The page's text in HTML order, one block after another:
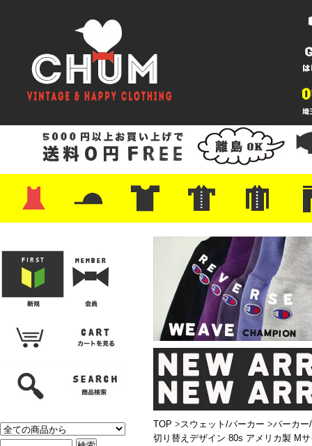
・レザーシューズ/スニーカー
・プリントTシャツ
・バンド/ツアー
・キャラクター
・Nike/adidas/スポーツ
・チャンピオン
・サーフ/スケート
・ボーダー/総柄/無地
・フットボール/リンガー
・タンクトップ/NBA・ポロシャツ
・半袖シャツ
・アロハ/サーフ/ボーリング
・ラルフ/ブランド
・無地/チェック/ストラ
・ワーク/ミリタリー/ウ
・ネル/ウール ・ショ
・アウ
・ジー
・
・ミリ
・コー
・コッ
・オー
・ジャ
ン
TOP >スウェット/パーカー >パーカー
切り替えデザイン 80s アメリカ製 M